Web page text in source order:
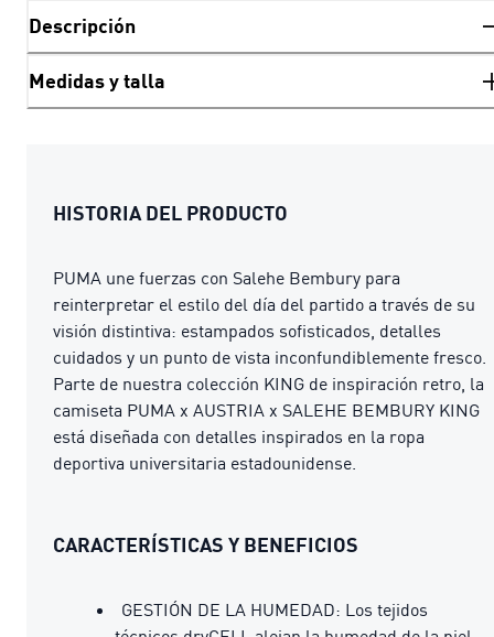
Descripción
Medidas y talla
HISTORIA DEL PRODUCTO
PUMA une fuerzas con Salehe Bembury para
reinterpretar el estilo del día del partido a través de su
visión distintiva: estampados sofisticados, detalles
cuidados y un punto de vista inconfundiblemente fresco.
Parte de nuestra colección KING de inspiración retro, la
camiseta PUMA x AUSTRIA x SALEHE BEMBURY KING
está diseñada con detalles inspirados en la ropa
deportiva universitaria estadounidense.
CARACTERÍSTICAS Y BENEFICIOS
GESTIÓN DE LA HUMEDAD: Los tejidos